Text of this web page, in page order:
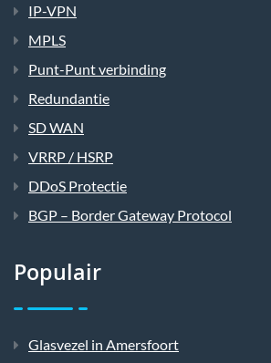
IP-VPN
MPLS
Punt-Punt verbinding
Redundantie
SD WAN
VRRP / HSRP
DDoS Protectie
BGP – Border Gateway Protocol
Populair
Glasvezel in Amersfoort